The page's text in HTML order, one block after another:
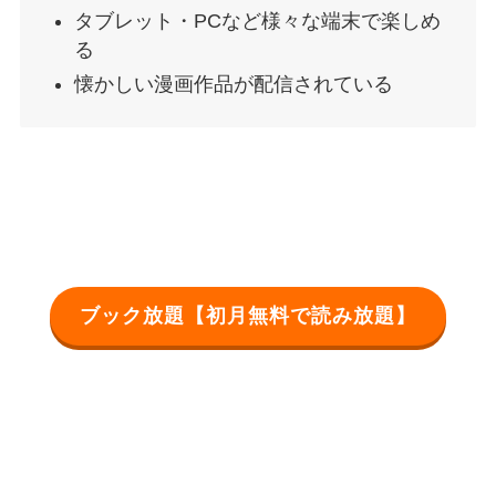
タブレット・PCなど様々な端末で楽しめ
る
懐かしい漫画作品が配信されている
ブック放題【初月無料で読み放題】